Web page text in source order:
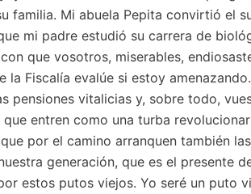
familia. Mi abuela Pepita convirtió el
mi padre estudió su carrera de
que vosotros, miserables,
la Fiscalía evalúe si estoy
pensiones vitalicias y, sobre todo,
entren como una turba
por el camino arranquen también
generación, que es el presente
estos putos viejos. Yo seré un puto